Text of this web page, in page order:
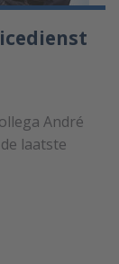
André
laatste